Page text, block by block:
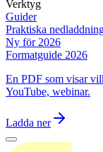
Verktyg
Guider
Praktiska
Ny för 2026
Formatguide 2026
En PDF som visar
YouTube, webinar.
Ladda ner